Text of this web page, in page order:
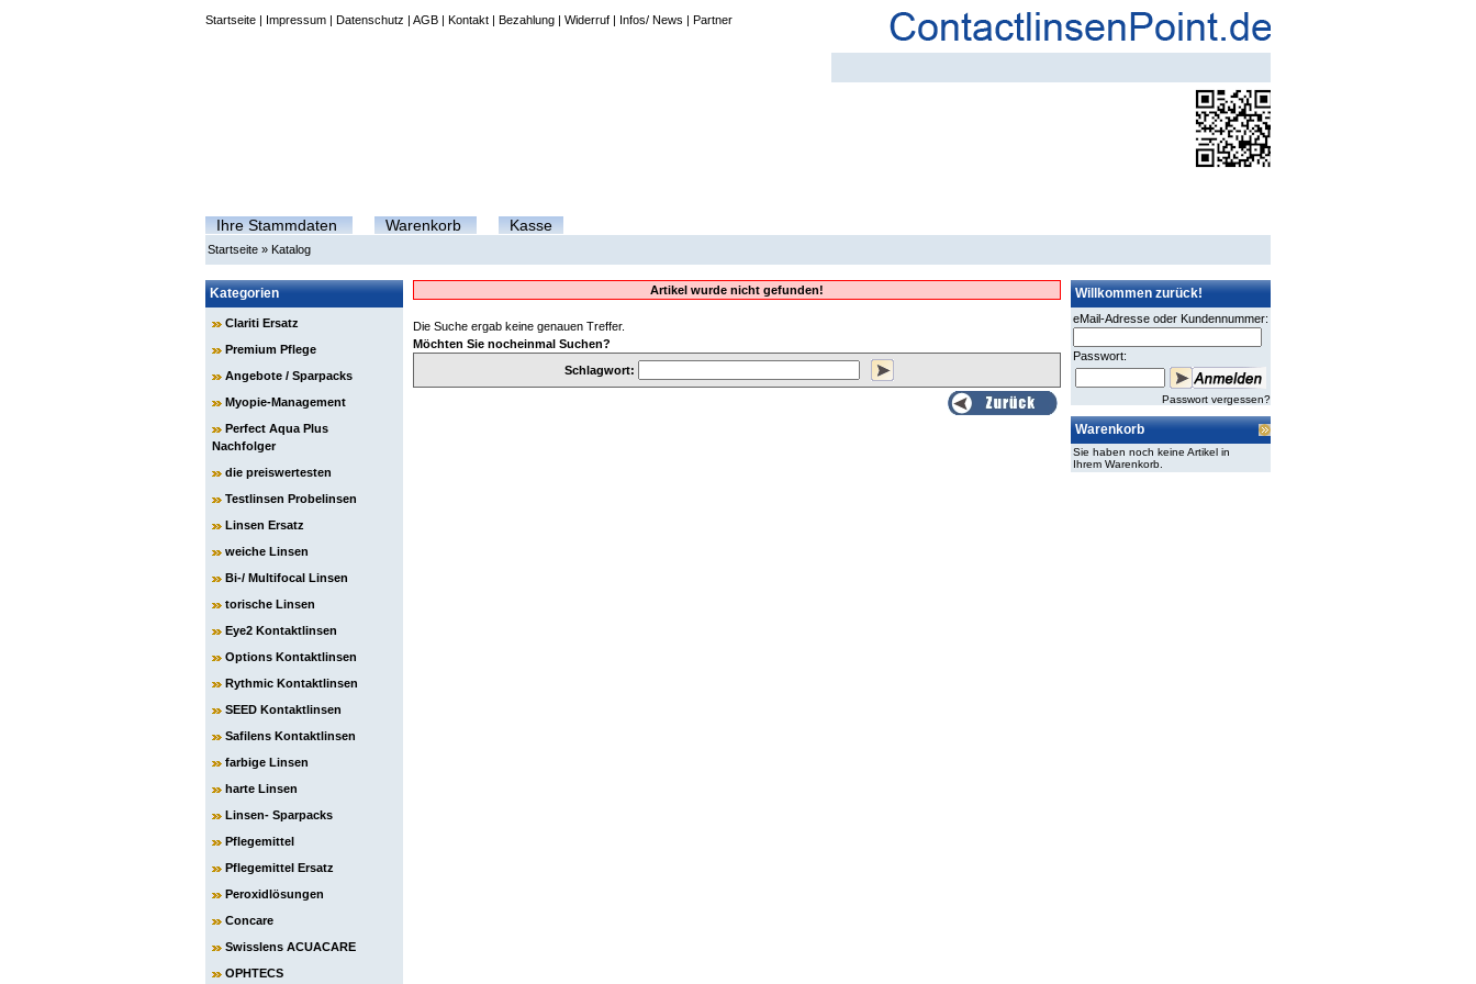
Startseite | Impressum | Datenschutz | AGB | Kontakt | Bezahlung | Widerruf | Infos/ News | Partner
Ihre Stammdaten Warenkorb Kasse
Startseite » Katalog
Kategorien
Clariti Ersatz
Premium Pflege
Angebote / Sparpacks
Myopie-Management
Perfect Aqua Plus
Nachfolger
die preiswertesten
Testlinsen Probelinsen
Linsen Ersatz
weiche Linsen
Bi-/ Multifocal Linsen
torische Linsen
Eye2 Kontaktlinsen
Options Kontaktlinsen
Rythmic Kontaktlinsen
SEED Kontaktlinsen
Safilens Kontaktlinsen
farbige Linsen
harte Linsen
Linsen- Sparpacks
Pflegemittel
Pflegemittel Ersatz
Peroxidlösungen
Concare
Swisslens ACUACARE
OPHTECS
Artikel wurde nicht gefunden!
Die Suche ergab keine genauen Treffer.
Möchten Sie nocheinmal Suchen?
Schlagwort:
Willkommen zurück!
eMail-Adresse oder Kundennummer:
Passwort:
Passwort vergessen?
Warenkorb
Sie haben noch keine Artikel in
Ihrem Warenkorb.